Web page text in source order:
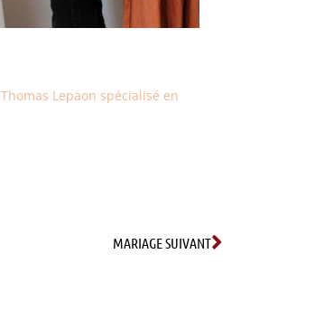
Thomas Lepaon spécialisé en
MARIAGE SUIVANT